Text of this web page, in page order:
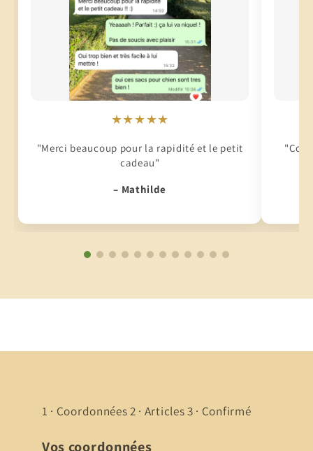
★★★★★
"Merci beaucoup pour la rapidité et le petit
cadeau"
– Mathilde